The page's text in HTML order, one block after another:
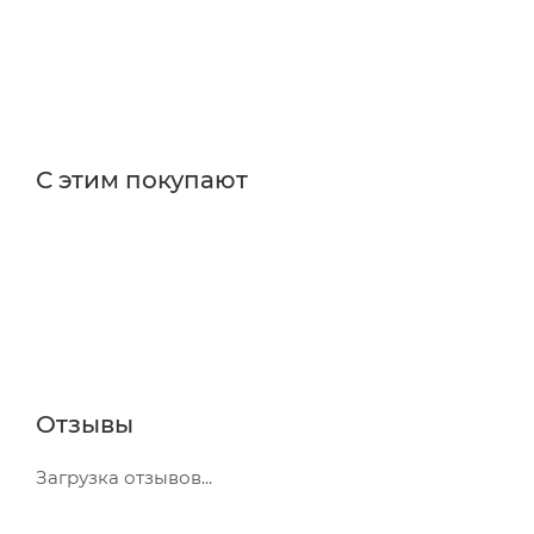
С этим покупают
Отзывы
Загрузка отзывов...